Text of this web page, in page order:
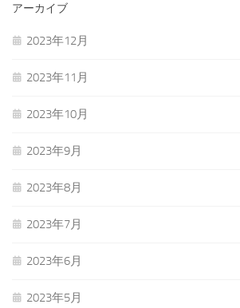
アーカイブ
2023年12月
2023年11月
2023年10月
2023年9月
2023年8月
2023年7月
2023年6月
2023年5月